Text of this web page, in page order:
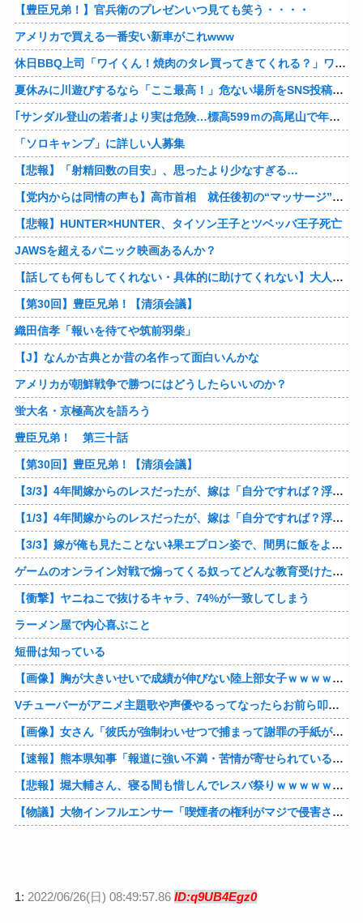
【豊臣兄弟！】官兵衛のプレゼンいつ見ても笑う・・・・
アメリカで買える一番安い新車がこれwww
休日BBQ上司「ワイくん！焼肉のタレ買ってきてくれる？」ワイ「！！？」
夏休みに川遊びするなら「ここ最高！」危ない場所をSNS投稿、水難事故が起きたら法的責任を問われる？ 福岡県八女市の星野川
｢サンダル登山の若者｣より実は危険…標高599ｍの高尾山で年間100件超の遭難事故を起こしている張本人「中高年の転倒事故」
「ソロキャンプ」に詳しい人募集
【悲報】「射精回数の目安」、思ったより少なすぎる…
【党内からは同情の声も】高市首相 就任後初の“マッサージ”報道に「疲れてるアピ？」とSNSでは一部から冷ややかな声…被災地視察“PV動画”から続く不信
【悲報】HUNTER×HUNTER、タイソン王子とツベッバ王子死亡
JAWSを超えるパニック映画あるんか？
【話しても何もしてくれない・具体的に助けてくれない】大人に失望感 トー横に集まる若者
【第30回】豊臣兄弟！【清須会議】
織田信孝「報いを待てや筑前羽柴」
【J】なんか古典とか昔の名作って面白いんかな
アメリカが朝鮮戦争で勝つにはどうしたらいいのか？
蛍大名・京極高次を語ろう
豊臣兄弟！ 第三十話
【第30回】豊臣兄弟！【清須会議】
【3/3】4年間嫁からのレスだったが、嫁は「自分ですれば？浮気したら慰謝料貰うから！」と。でも急に子供が欲しいと迫ってきたと思ったら妊娠してたｗ 俺の方が慰謝料貰えそうだな♪
【1/3】4年間嫁からのレスだったが、嫁は「自分ですれば？浮気したら慰謝料貰うから！」と。でも急に子供が欲しいと迫ってきたと思ったら妊娠してたｗ 俺の方が慰謝料貰えそうだな♪
【3/3】嫁が俺も見たことないﾈ果エプロン姿で、間男に飯をよそってるところに遭遇！当然別れたが、家に戻るとせせこと元嫁掃除してたｗ「裸エプロンで掃除しろよ」と言ってやったわｗ
ゲームのオンライン対戦で煽ってくる奴ってどんな教育受けたんや
【衝撃】ヤニねこで抜けるキャラ、74%が一致してしまう
ラーメン屋で内心喜ぶこと
短冊は知っている
【画像】胸が大きいせいで成績が伸びない陸上部女子ｗｗｗｗｗｗｗｗｗｗｗｗ
Vチューバーがアニメ主題歌や声優やるってなったらお前ら叩くけどさ……他
【画像】女さん「彼氏が強制わいせつで捕まって謝罪の手紙が来た」ﾊﾟｼｬｯ他
【速報】熊本県知事「報道に強い不満・苦情が寄せられている」→TBSの報道特集がまさにそれな件他
【悲報】堀大輔さん、寝る間も惜しんでレスバ祭りｗｗｗｗｗｗｗｗｗｗｗｗｗｗｗｗｗｗｗｗｗｗｗｗ他
【物議】大物インフルエンサー「喫煙者の権利がマジで侵害されてる。いくら税金払ってるんだ」他
1: 2022/06/26(日) 08:49:57.86 ID:q9UB4Egz0